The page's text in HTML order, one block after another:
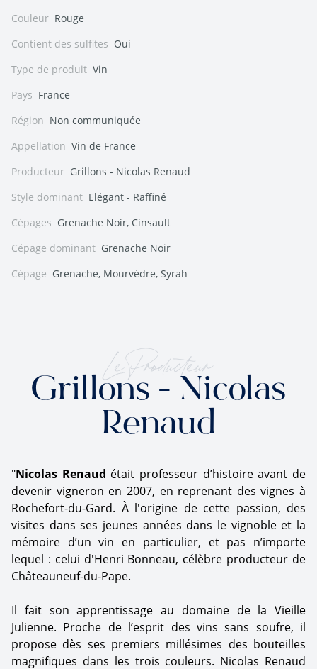
Couleur Rouge
Contient des sulfites Oui
Type de produit Vin
Pays France
Région Non communiquée
Appellation Vin de France
Producteur Grillons - Nicolas Renaud
Style dominant Elégant - Raffiné
Cépages Grenache Noir, Cinsault
Cépage dominant Grenache Noir
Cépage Grenache, Mourvèdre, Syrah
Le Producteur
Grillons - Nicolas
Renaud
"Nicolas Renaud était professeur d’histoire avant de
devenir vigneron en 2007, en reprenant des vignes à
Rochefort-du-Gard. À l'origine de cette passion, des
visites dans ses jeunes années dans le vignoble et la
mémoire d’un vin en particulier, et pas n’importe
lequel : celui d'Henri Bonneau, célèbre producteur de
Châteauneuf-du-Pape.
Il fait son apprentissage au domaine de la Vieille
Julienne. Proche de l’esprit des vins sans soufre, il
propose dès ses premiers millésimes des bouteilles
magnifiques dans les trois couleurs. Nicolas Renaud